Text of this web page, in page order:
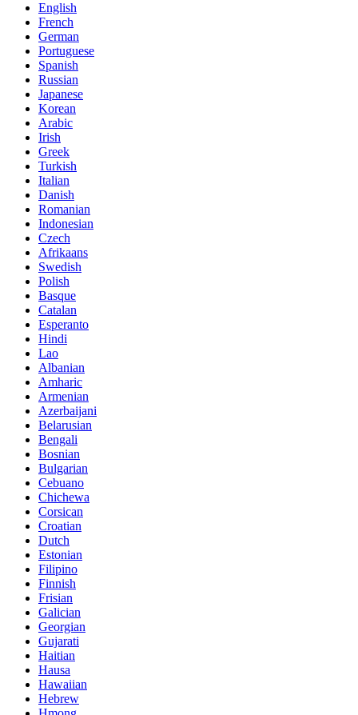
English
French
German
Portuguese
Spanish
Russian
Japanese
Korean
Arabic
Irish
Greek
Turkish
Italian
Danish
Romanian
Indonesian
Czech
Afrikaans
Swedish
Polish
Basque
Catalan
Esperanto
Hindi
Lao
Albanian
Amharic
Armenian
Azerbaijani
Belarusian
Bengali
Bosnian
Bulgarian
Cebuano
Chichewa
Corsican
Croatian
Dutch
Estonian
Filipino
Finnish
Frisian
Galician
Georgian
Gujarati
Haitian
Hausa
Hawaiian
Hebrew